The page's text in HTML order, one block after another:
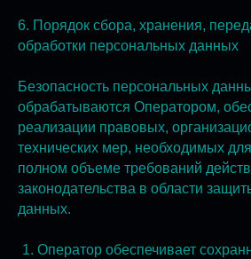
6. Порядок сбора, хранения,
обработки персональных данных
Безопасность персональных
обрабатываются Оператором,
реализации правовых,
технических мер, необходимых
полном объеме требований
законодательства в области
данных.
Оператор обеспечивает